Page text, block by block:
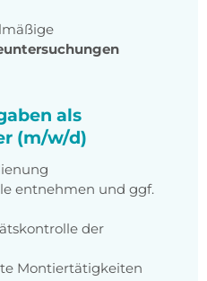
als
(m/w/d)
entnehmen und ggf.
der
Montiertätigkeiten